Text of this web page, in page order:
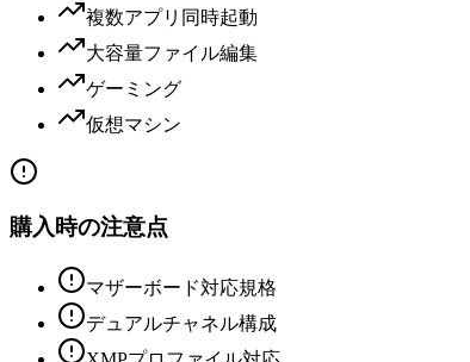
複数アプリ同時起動
大容量ファイル編集
ゲーミング
仮想マシン
購入時の注意点
マザーボード対応規格
デュアルチャネル構成